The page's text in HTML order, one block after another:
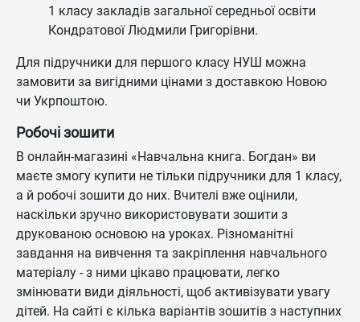
1 класу закладів загальної середньої освіти
Кондратової Людмили Григорівни.
Для підручники для першого класу НУШ можна
замовити за вигідними цінами з доставкою Новою
чи Укрпоштою.
Робочі зошити
В онлайн-магазині «Навчальна книга. Богдан» ви
маєте змогу купити не тільки підручники для 1 класу,
а й робочі зошити до них. Вчителі вже оцінили,
наскільки зручно використовувати зошити з
друкованою основою на уроках. Різноманітні
завдання на вивчення та закріплення навчального
матеріалу - з ними цікаво працювати, легко
змінювати види діяльності, щоб активізувати увагу
дітей. На сайті є кілька варіантів зошитів з наступних